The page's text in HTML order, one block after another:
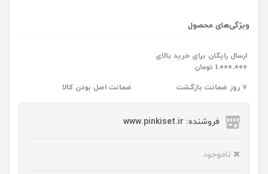
ویژگی‌های محصول
ارسال رایگان برای خرید بالای
1.000.000 تومان
۷ روز ضمانت بازگشت ضمانت اصل بودن کالا
فروشنده: www.pinkiset.ir
ناموجود